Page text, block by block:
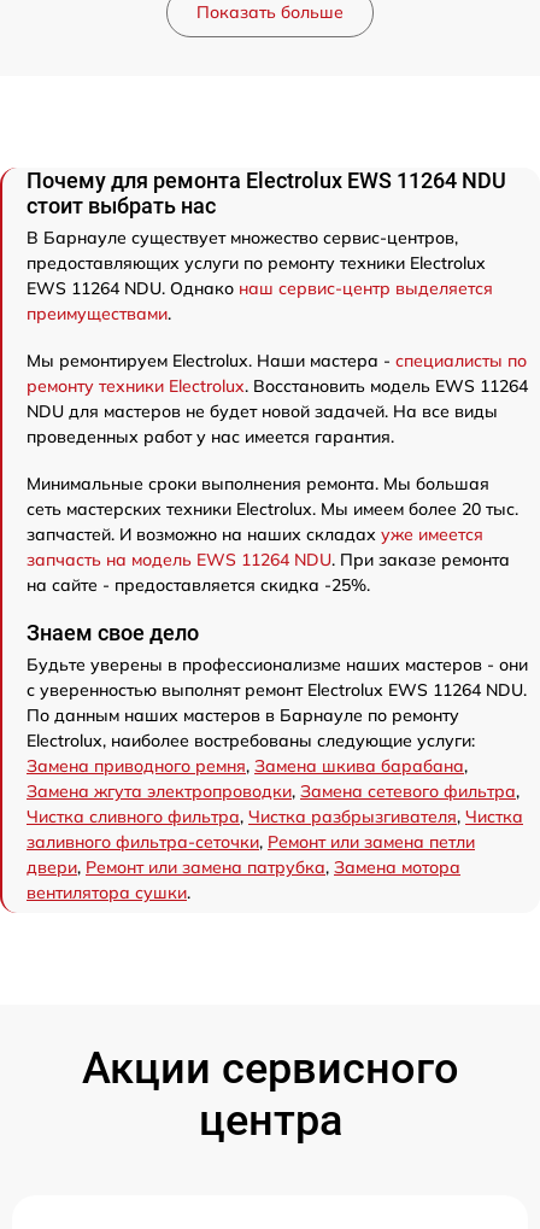
Показать больше
Почему для ремонта Electrolux EWS 11264 NDU
стоит выбрать нас
В Барнауле существует множество сервис-центров,
предоставляющих услуги по ремонту техники Electrolux
EWS 11264 NDU. Однако наш сервис-центр выделяется
преимуществами.
Мы ремонтируем Electrolux. Наши мастера - специалисты по
ремонту техники Electrolux. Восстановить модель EWS 11264
NDU для мастеров не будет новой задачей. На все виды
проведенных работ у нас имеется гарантия.
Минимальные сроки выполнения ремонта. Мы большая
сеть мастерских техники Electrolux. Мы имеем более 20 тыс.
запчастей. И возможно на наших складах уже имеется
запчасть на модель EWS 11264 NDU. При заказе ремонта
на сайте - предоставляется скидка -25%.
Знаем свое дело
Будьте уверены в профессионализме наших мастеров - они
с уверенностью выполнят ремонт Electrolux EWS 11264 NDU.
По данным наших мастеров в Барнауле по ремонту
Electrolux, наиболее востребованы следующие услуги:
Замена приводного ремня, Замена шкива барабана,
Замена жгута электропроводки, Замена сетевого фильтра,
Чистка сливного фильтра, Чистка разбрызгивателя, Чистка
заливного фильтра-сеточки, Ремонт или замена петли
двери, Ремонт или замена патрубка, Замена мотора
вентилятора сушки.
Акции сервисного
центра